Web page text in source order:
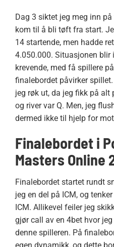
Dag 3 siktet jeg meg inn
kom til å bli tøft fra start.
14 startende, men hadde
4.050.000. Situasjonen blir
krevende, med få spillere
finalebordet påvirker
jeg røk ut, da jeg fikk på alt
og river var Q. Men, jeg
dermed ikke til hjelp for
Finalebordet i
Masters Online
Finalebordet startet rundt
jeg en del på ICM, og
ICM. Allikevel feiler jeg
gjør call av en 4bet hvor
denne spilleren. På